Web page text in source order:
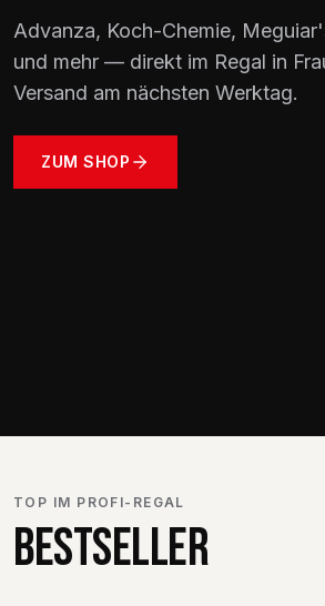
Advanza, Koch-Chemie,
und mehr — direkt im Regal in
Versand am nächsten Werktag.
ZUM SHOP
TOP IM PROFI-REGAL
BESTSELLER